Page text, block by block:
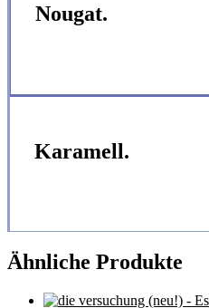
Nougat.
Karamell.
Ähnliche Produkte